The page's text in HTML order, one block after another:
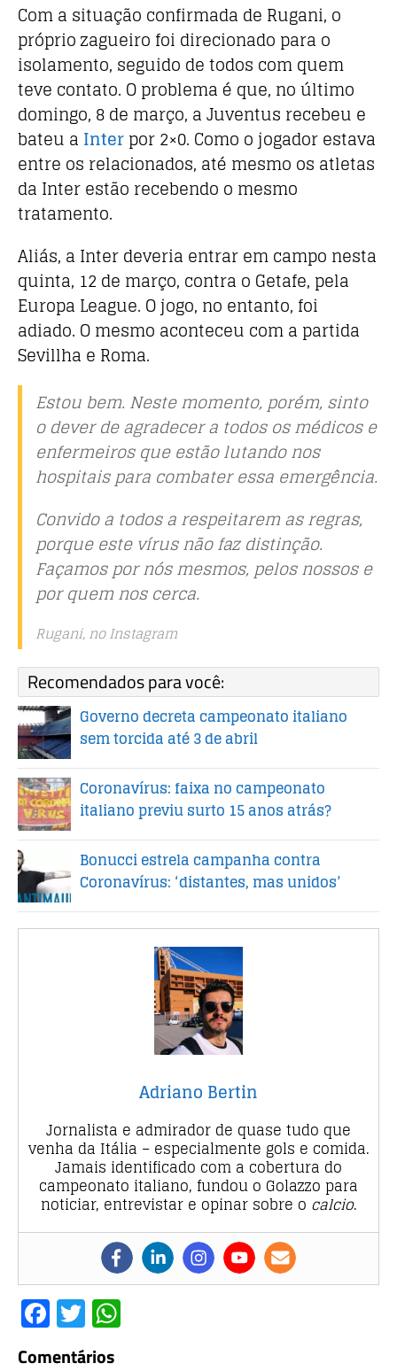
Com a situação confirmada de Rugani, o
próprio zagueiro foi direcionado para o
isolamento, seguido de todos com quem
teve contato. O problema é que, no último
domingo, 8 de março, a Juventus recebeu e
bateu a Interpor 2×0. Como o jogador estava
entre os relacionados, até mesmo os atletas
da Inter estão recebendo o mesmo
tratamento.
Aliás, a Inter deveria entrar em campo nesta
quinta, 12 de março, contra o Getafe, pela
Europa League. O jogo, no entanto, foi
adiado. O mesmo aconteceu com a partida
Sevillha e Roma.
Estou bem. Neste momento, porém, sinto
o dever de agradecer a todos os médicos e
enfermeiros que estão lutando nos
hospitais para combater essa emergência.
Convido a todos a respeitarem as regras,
porque este vírus não faz distinção.
Façamos por nós mesmos, pelos nossos e
por quem nos cerca.
Rugani, no Instagram
Recomendados para você:
Governo decreta campeonato italiano
sem torcida até 3 de abril
Coronavírus: faixa no campeonato
italiano previu surto 15 anos atrás?
Bonucci estrela campanha contra
Coronavírus: ‘distantes, mas unidos’
Adriano Bertin
Jornalista e admirador de quase tudo que
venha da Itália – especialmente gols e comida.
Jamais identificado com a cobertura do
campeonato italiano, fundou o Golazzo para
noticiar, entrevistar e opinar sobre o calcio.
F
a
T
w
Comentários